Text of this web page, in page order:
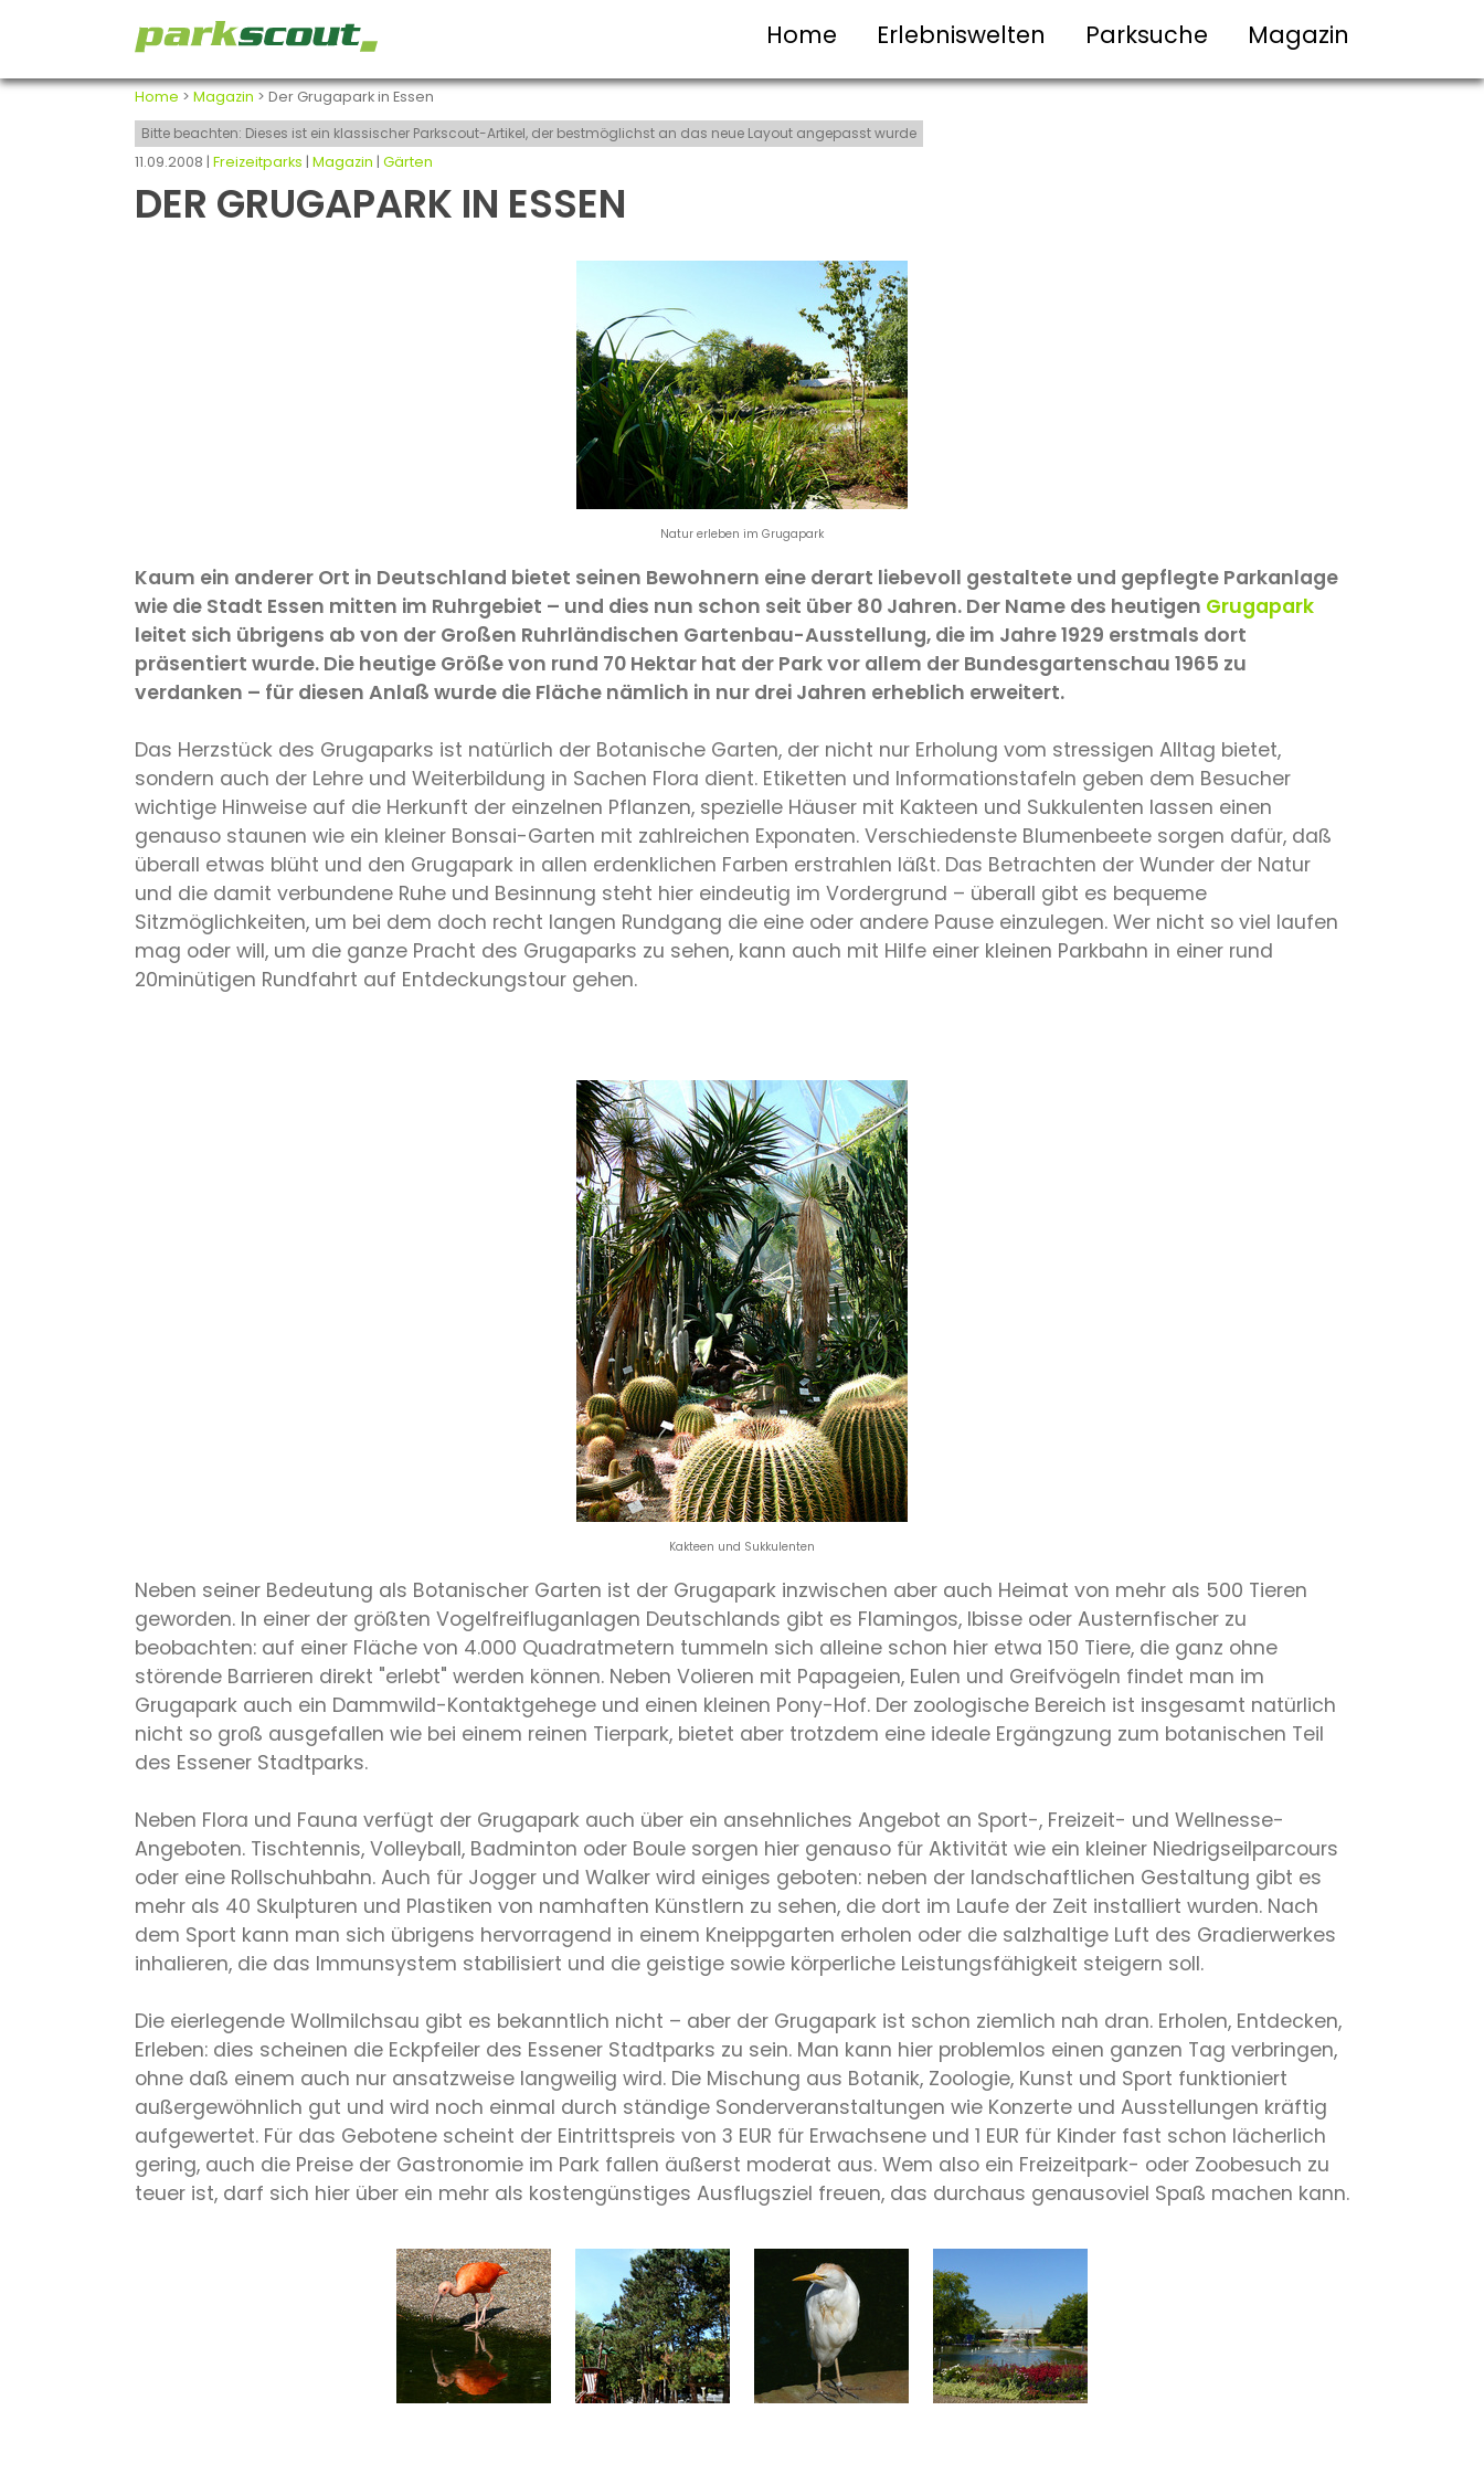
Home Erlebniswelten Parksuche Magazin
Home > Magazin > Der Grugapark in Essen
Bitte beachten: Dieses ist ein klassischer Parkscout-Artikel, der bestmöglichst an das neue Layout angepasst wurde
11.09.2008 | Freizeitparks Magazin Gärten
DER GRUGAPARK IN ESSEN
Natur erleben im Grugapark
Kaum ein anderer Ort in Deutschland bietet seinen Bewohnern eine derart liebevoll gestaltete und gepflegte Parkanlage
wie die Stadt Essen mitten im Ruhrgebiet – und dies nun schon seit über 80 Jahren. Der Name des heutigen Grugapark
leitet sich übrigens ab von der Großen Ruhrländischen Gartenbau-Ausstellung, die im Jahre 1929 erstmals dort
präsentiert wurde. Die heutige Größe von rund 70 Hektar hat der Park vor allem der Bundesgartenschau 1965 zu
verdanken – für diesen Anlaß wurde die Fläche nämlich in nur drei Jahren erheblich erweitert.
Das Herzstück des Grugaparks ist natürlich der Botanische Garten, der nicht nur Erholung vom stressigen Alltag bietet,
sondern auch der Lehre und Weiterbildung in Sachen Flora dient. Etiketten und Informationstafeln geben dem Besucher
wichtige Hinweise auf die Herkunft der einzelnen Pflanzen, spezielle Häuser mit Kakteen und Sukkulenten lassen einen
genauso staunen wie ein kleiner Bonsai-Garten mit zahlreichen Exponaten. Verschiedenste Blumenbeete sorgen dafür, daß
überall etwas blüht und den Grugapark in allen erdenklichen Farben erstrahlen läßt. Das Betrachten der Wunder der Natur
und die damit verbundene Ruhe und Besinnung steht hier eindeutig im Vordergrund – überall gibt es bequeme
Sitzmöglichkeiten, um bei dem doch recht langen Rundgang die eine oder andere Pause einzulegen. Wer nicht so viel laufen
mag oder will, um die ganze Pracht des Grugaparks zu sehen, kann auch mit Hilfe einer kleinen Parkbahn in einer rund
20minütigen Rundfahrt auf Entdeckungstour gehen.
Kakteen und Sukkulenten
Neben seiner Bedeutung als Botanischer Garten ist der Grugapark inzwischen aber auch Heimat von mehr als 500 Tieren
geworden. In einer der größten Vogelfreifluganlagen Deutschlands gibt es Flamingos, Ibisse oder Austernfischer zu
beobachten: auf einer Fläche von 4.000 Quadratmetern tummeln sich alleine schon hier etwa 150 Tiere, die ganz ohne
störende Barrieren direkt "erlebt" werden können. Neben Volieren mit Papageien, Eulen und Greifvögeln findet man im
Grugapark auch ein Dammwild-Kontaktgehege und einen kleinen Pony-Hof. Der zoologische Bereich ist insgesamt natürlich
nicht so groß ausgefallen wie bei einem reinen Tierpark, bietet aber trotzdem eine ideale Ergängzung zum botanischen Teil
des Essener Stadtparks.
Neben Flora und Fauna verfügt der Grugapark auch über ein ansehnliches Angebot an Sport-, Freizeit- und Wellnesse-
Angeboten. Tischtennis, Volleyball, Badminton oder Boule sorgen hier genauso für Aktivität wie ein kleiner Niedrigseilparcours
oder eine Rollschuhbahn. Auch für Jogger und Walker wird einiges geboten: neben der landschaftlichen Gestaltung gibt es
mehr als 40 Skulpturen und Plastiken von namhaften Künstlern zu sehen, die dort im Laufe der Zeit installiert wurden. Nach
dem Sport kann man sich übrigens hervorragend in einem Kneippgarten erholen oder die salzhaltige Luft des Gradierwerkes
inhalieren, die das Immunsystem stabilisiert und die geistige sowie körperliche Leistungsfähigkeit steigern soll.
Die eierlegende Wollmilchsau gibt es bekanntlich nicht – aber der Grugapark ist schon ziemlich nah dran. Erholen, Entdecken,
Erleben: dies scheinen die Eckpfeiler des Essener Stadtparks zu sein. Man kann hier problemlos einen ganzen Tag verbringen,
ohne daß einem auch nur ansatzweise langweilig wird. Die Mischung aus Botanik, Zoologie, Kunst und Sport funktioniert
außergewöhnlich gut und wird noch einmal durch ständige Sonderveranstaltungen wie Konzerte und Ausstellungen kräftig
aufgewertet. Für das Gebotene scheint der Eintrittspreis von 3 EUR für Erwachsene und 1 EUR für Kinder fast schon lächerlich
gering, auch die Preise der Gastronomie im Park fallen äußerst moderat aus. Wem also ein Freizeitpark- oder Zoobesuch zu
teuer ist, darf sich hier über ein mehr als kostengünstiges Ausflugsziel freuen, das durchaus genausoviel Spaß machen kann.